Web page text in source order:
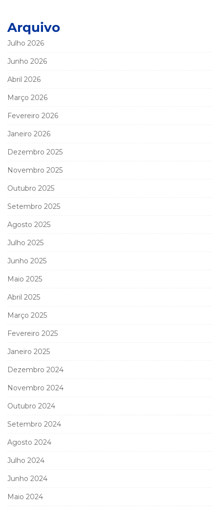
Arquivo
Julho 2026
Junho 2026
Abril 2026
Março 2026
Fevereiro 2026
Janeiro 2026
Dezembro 2025
Novembro 2025
Outubro 2025
Setembro 2025
Agosto 2025
Julho 2025
Junho 2025
Maio 2025
Abril 2025
Março 2025
Fevereiro 2025
Janeiro 2025
Dezembro 2024
Novembro 2024
Outubro 2024
Setembro 2024
Agosto 2024
Julho 2024
Junho 2024
Maio 2024